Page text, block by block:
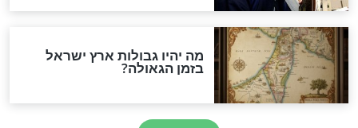
להמתקת הדינים וביטול